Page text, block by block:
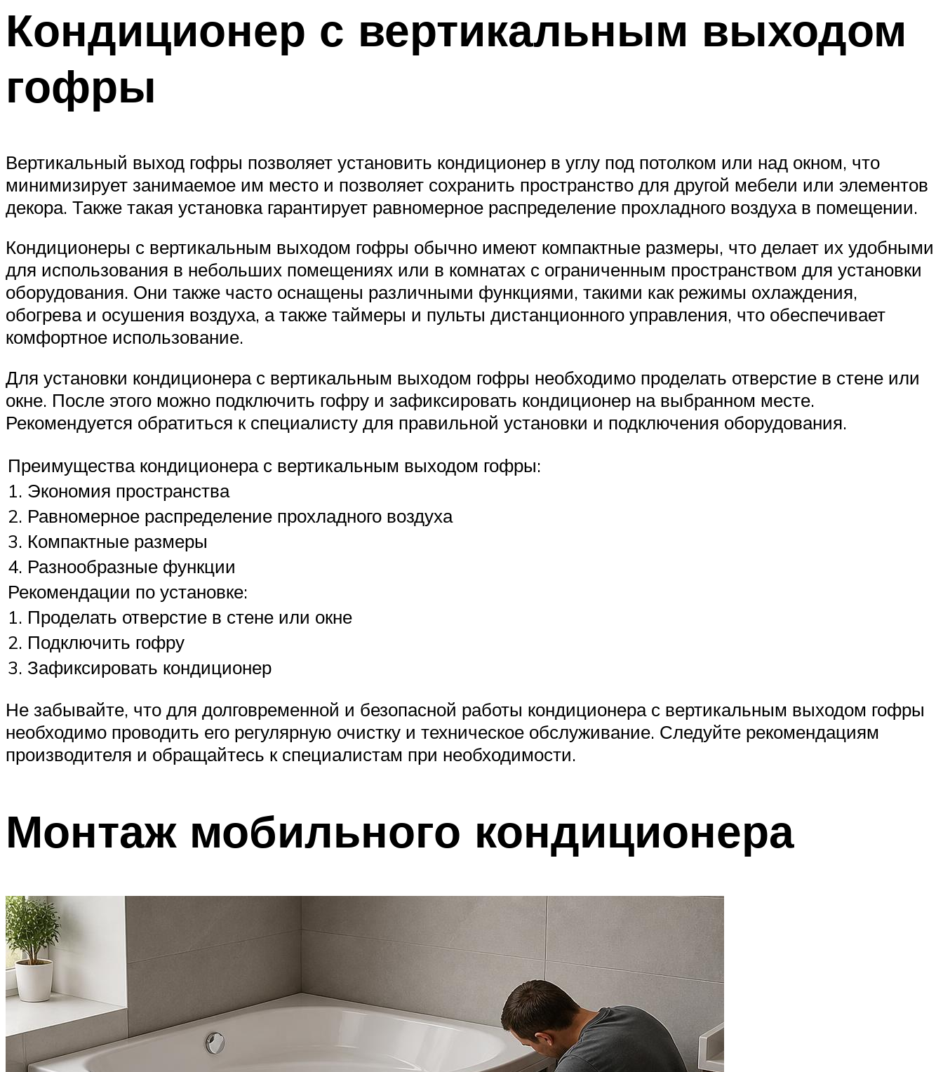
Кондиционер с вертикальным выходом
гофры
Вертикальный выход гофры позволяет установить кондиционер в углу под потолком или над окном, что
минимизирует занимаемое им место и позволяет сохранить пространство для другой мебели или элементов
декора. Также такая установка гарантирует равномерное распределение прохладного воздуха в помещении.
Кондиционеры с вертикальным выходом гофры обычно имеют компактные размеры, что делает их удобными
для использования в небольших помещениях или в комнатах с ограниченным пространством для установки
оборудования. Они также часто оснащены различными функциями, такими как режимы охлаждения,
обогрева и осушения воздуха, а также таймеры и пульты дистанционного управления, что обеспечивает
комфортное использование.
Для установки кондиционера с вертикальным выходом гофры необходимо проделать отверстие в стене или
окне. После этого можно подключить гофру и зафиксировать кондиционер на выбранном месте.
Рекомендуется обратиться к специалисту для правильной установки и подключения оборудования.
Преимущества кондиционера с вертикальным выходом гофры:
1. Экономия пространства
2. Равномерное распределение прохладного воздуха
3. Компактные размеры
4. Разнообразные функции
Рекомендации по установке:
1. Проделать отверстие в стене или окне
2. Подключить гофру
3. Зафиксировать кондиционер
Не забывайте, что для долговременной и безопасной работы кондиционера с вертикальным выходом гофры
необходимо проводить его регулярную очистку и техническое обслуживание. Следуйте рекомендациям
производителя и обращайтесь к специалистам при необходимости.
Монтаж мобильного кондиционера